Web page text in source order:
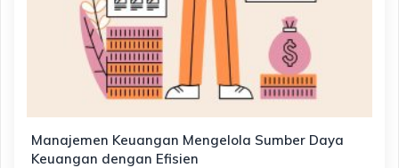
Manajemen Keuangan Mengelola Sumber Daya
Keuangan dengan Efisien